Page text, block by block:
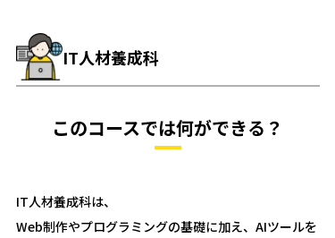
IT人材養成科
このコースでは何ができる？
IT人材養成科は、
Web制作やプログラミングの基礎に加え、AIツールを